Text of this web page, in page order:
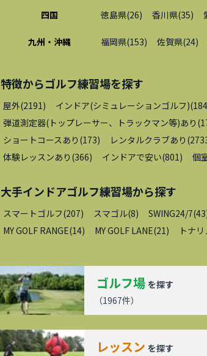
四国 徳島県(26) 香川県(35)
九州・沖縄 福岡県(153) 佐賀県(24)
特徴からゴルフ練習場を探す
屋外(2191) インドア(シミュレーションゴルフ)(
弾道測定器(トップレーサー、トラックマン等)あり (
ショートコースあり (173) レンタルクラブあり (
体験レッスンあり (366) インドアで安い(801) 個
大手インドアゴルフ練習場から探す
スマートゴルフ(207) スマゴル(8) SWING24/7(43
MY GOLF RANGE(14) MY GOLF LANE(21) トナ
ゴルフ場 を探す
（1967件）
レッスン を探す